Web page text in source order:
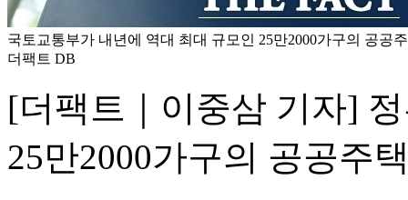
국토교통부가 내년에 역대 최대 규모인 25만2000가구의 공공
더팩트 DB
[더팩트｜이중삼 기자]
25만2000가구의 공공주